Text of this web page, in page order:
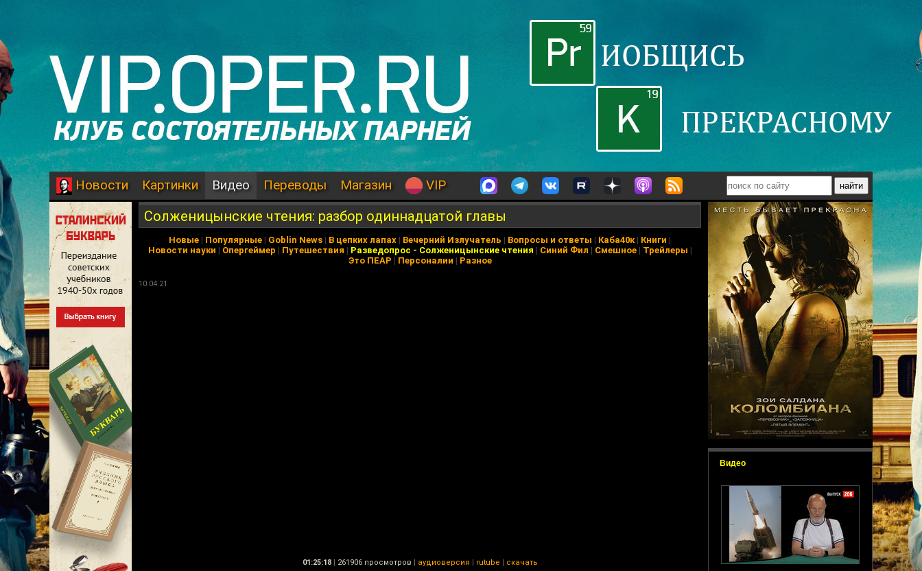
Новости Картинки Видео Переводы Магазин VIP
Видео
Солженицынские чтения: разбор одиннадцатой главы
Новые | Популярные | Goblin News | В цепких лапах | Вечерний Излучатель | Вопросы и ответы | Каба40к| Книги |
Новости науки | Опергеймер | Путешествия | Разведопрос - Солженицынские чтения | Синий Фил | Смешное| Трейлеры |
Это ПЕАР | Персоналии | Разное
10.04.21
01:25:18 | 261906 просмотров | аудиоверсия | rutube | скачать